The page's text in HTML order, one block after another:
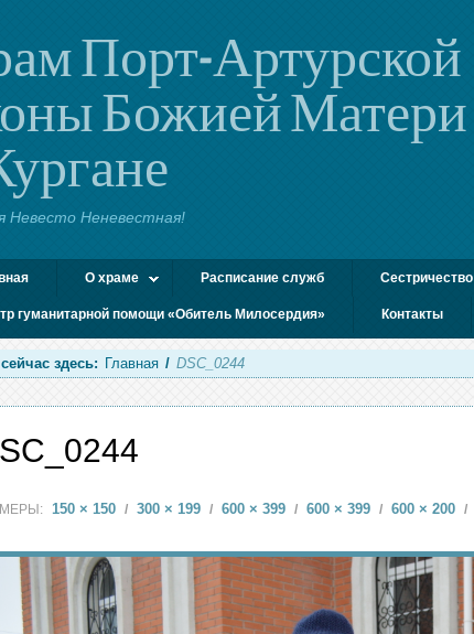
Порт-Артурской
Божией Матери
Невесто Неневестная!
О храме Расписание служб Сестричество
гуманитарной помощи «Обитель Милосердия» Контакты
здесь: Главная / DSC_0244
150 × 150 / 300 × 199 / 600 × 399 / 600 × 399 / 600 × 200 /